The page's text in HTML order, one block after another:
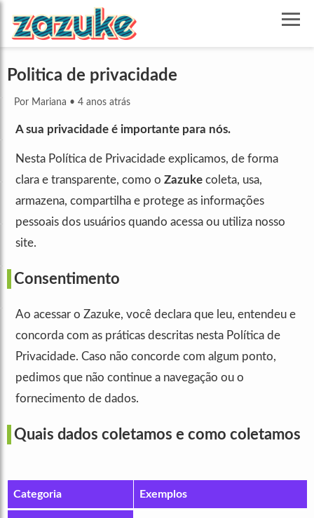
Politica de privacidade
Por Mariana • 4 anos atrás
A sua privacidade é importante para nós.
Nesta Política de Privacidade explicamos, de forma
clara e transparente, como o Zazuke coleta, usa,
armazena, compartilha e protege as informações
pessoais dos usuários quando acessa ou utiliza nosso
site.
Consentimento
Ao acessar o Zazuke, você declara que leu, entendeu e
concorda com as práticas descritas nesta Política de
Privacidade. Caso não concorde com algum ponto,
pedimos que não continue a navegação ou o
fornecimento de dados.
Quais dados coletamos e como coletamos
Categoria Exemplos